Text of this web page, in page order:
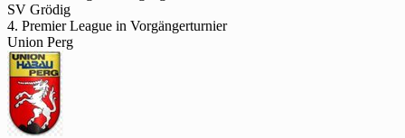
SV Grödig
4. Premier League in Vorgängerturnier
Union Perg